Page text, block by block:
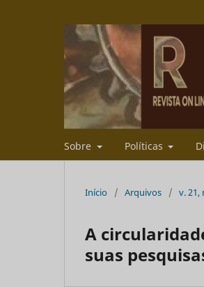
Sobre Políticas
Início / Arquivos / v. 21,
A
suas